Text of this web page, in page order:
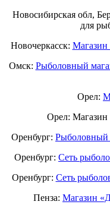
Новосибирская обл,
для
Новочеркасск: Магазин
Омск: Рыболовный
Орел:
Орел: Магазин
Оренбург: Рыболовный
Оренбург: Сеть
Оренбург: Сеть
Пенза: Магазин